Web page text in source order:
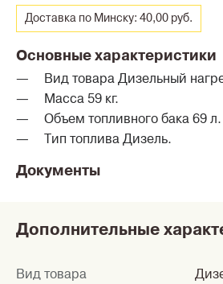
Доставка по Минску: 40,00 руб.
Основные характеристики
Вид товара Дизельный
Масса 59 кг.
Объем топливного бака 69 л.
Тип топлива Дизель.
Документы
Дополнительные
Вид товара